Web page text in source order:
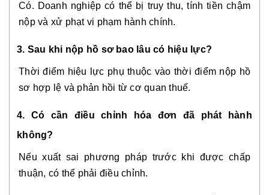
Có. Doanh nghiệp có thể bị truy thu, tính tiền chậm
nộp và xử phạt vi phạm hành chính.
3. Sau khi nộp hồ sơ bao lâu có hiệu lực?
Thời điểm hiệu lực phụ thuộc vào thời điểm nộp hồ
sơ hợp lệ và phản hồi từ cơ quan thuế.
4. Có cần điều chỉnh hóa đơn đã phát hành
không?
Nếu xuất sai phương pháp trước khi được chấp
thuận, có thể phải điều chỉnh.